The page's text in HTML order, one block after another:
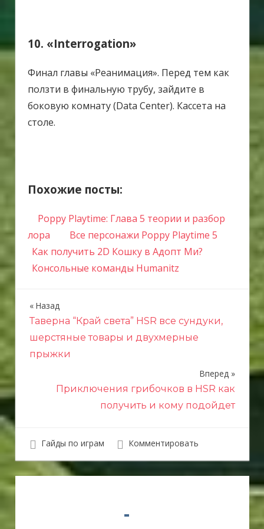
10. «Interrogation»
Финал главы «Реанимация». Перед тем как
ползти в финальную трубу, зайдите в
боковую комнату (Data Center). Кассета на
столе.
Похожие посты:
Poppy Playtime: Глава 5 теории и разбор
лора
Все персонажи Poppy Playtime 5
Как получить 2D Кошку в Адопт Ми?
Консольные команды Humanitz
Н
в
ц
и
я
Назад
Таверна “Край света” HSR все сундуки,
шерстяные товары и двухмерные
прыжки
Вперед
Приключения грибочков в HSR как
получить и кому подойдет
Гайды по играм Комментировать